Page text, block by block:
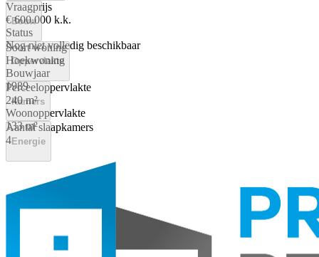
Vraagprijs
€ 600.000 k.k.
Status
Nog niet volledig beschikbaar
Bouw
Soort woning
Hoekwoning
Bouwjaar
1989
Oppervlakte
Perceeloppervlakte
240 m²
Woonoppervlakte
133 m²
Kamers
Aantal slaapkamers
4 Energie